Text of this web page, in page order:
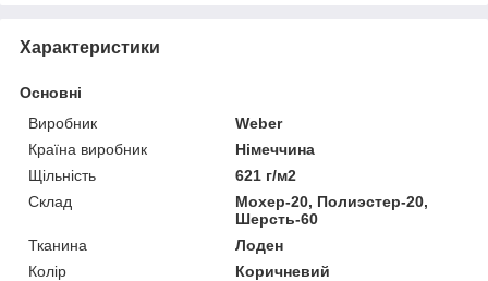
Характеристики
Основні
Виробник
Weber
Країна виробник
Німеччина
Щільність
621 г/м2
Склад
Мохер-20, Полиэстер-20,
Шерсть-60
Тканина
Лоден
Колір
Коричневий